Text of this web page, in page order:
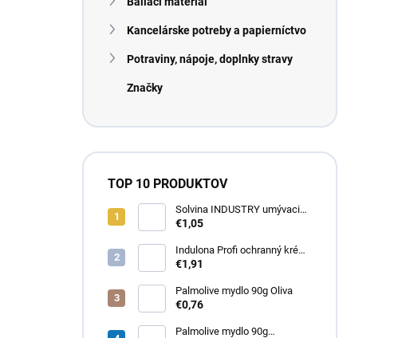
Kancelárske potreby a papierníctvo
Potraviny, nápoje, doplnky stravy
Značky
TOP 10 PRODUKTOV
Solvina INDUSTRY umývacia
pasta na ruky 450g
€1,05
Indulona Profi ochranný krém
na ruky 100ml
€1,91
Palmolive mydlo 90g Oliva
€0,76
Palmolive mydlo 90g